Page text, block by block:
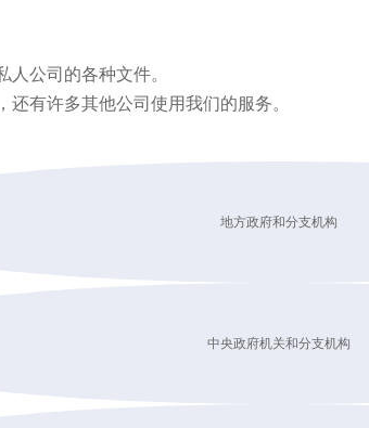
人公司的各种文件。
还有许多其他公司使用我们的服务。
地方政府和分支机构
中央政府机关和分支机构